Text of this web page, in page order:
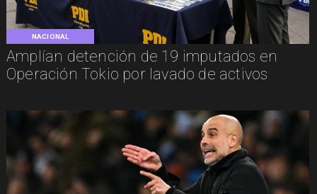
NACIONAL
Amplían detención de 19 imputados en
Operación Tokio por lavado de activos